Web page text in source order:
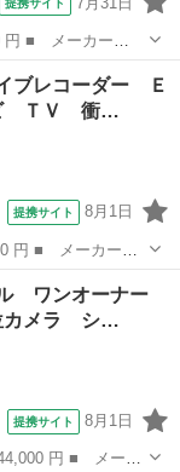
提携サイト
名： Ｌ ／両側
／アルミホイール
ブレコーダー Ｅ
ＴＶ 衝…
提携サイト 8月1日
名： Ｇ ドライ
衝突被害軽減シ
ル ワンオーナー
カメラ シ…
提携サイト 8月1日